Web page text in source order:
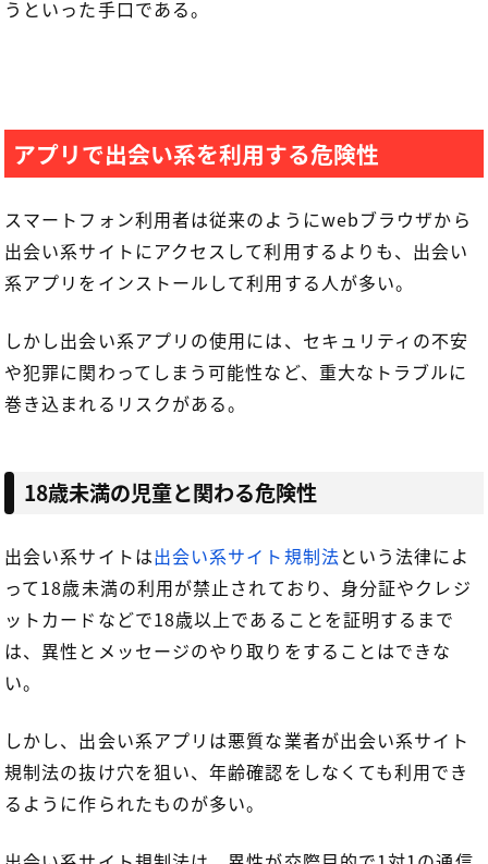
うといった手口である。
アプリで出会い系を利用する危険性
スマートフォン利用者は従来のようにwebブラウザから
出会い系サイトにアクセスして利用するよりも、出会い
系アプリをインストールして利用する人が多い。
しかし出会い系アプリの使用には、セキュリティの不安
や犯罪に関わってしまう可能性など、重大なトラブルに
巻き込まれるリスクがある。
18歳未満の児童と関わる危険性
出会い系サイトは出会い系サイト規制法という法律によ
って18歳未満の利用が禁止されており、身分証やクレジ
ットカードなどで18歳以上であることを証明するまで
は、異性とメッセージのやり取りをすることはできな
い。
しかし、出会い系アプリは悪質な業者が出会い系サイト
規制法の抜け穴を狙い、年齢確認をしなくても利用でき
るように作られたものが多い。